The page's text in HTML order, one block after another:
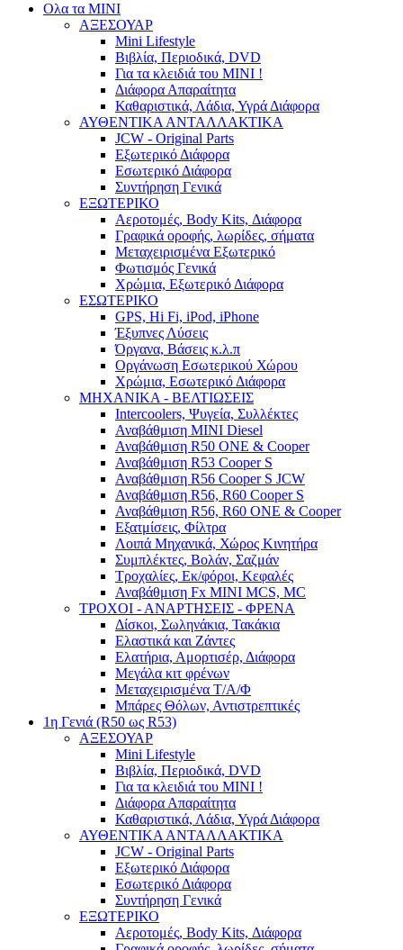
Ολα τα ΜΙΝΙ
ΑΞΕΣΟΥΑΡ
Mini Lifestyle
Βιβλία, Περιοδικά, DVD
Για τα κλειδιά του MINI !
Διάφορα Απαραίτητα
Καθαριστικά, Λάδια, Υγρά Διάφορα
ΑΥΘΕΝΤΙΚΑ ΑΝΤΑΛΛΑΚΤΙΚΑ
JCW - Original Parts
Εξωτερικό Διάφορα
Εσωτερικό Διάφορα
Συντήρηση Γενικά
ΕΞΩΤΕΡΙΚΟ
Αεροτομές, Body Kits, Διάφορα
Γραφικά οροφής, λωρίδες, σήματα
Μεταχειρισμένα Εξωτερικό
Φωτισμός Γενικά
Χρώμια, Εξωτερικό Διάφορα
ΕΣΩΤΕΡΙΚΟ
GPS, Hi Fi, iPod, iPhone
Έξυπνες Λύσεις
Όργανα, Βάσεις κ.λ.π
Οργάνωση Εσωτερικού Χώρου
Χρώμια, Εσωτερικό Διάφορα
ΜΗΧΑΝΙΚΑ - ΒΕΛΤΙΩΣΕΙΣ
Intercoolers, Ψυγεία, Συλλέκτες
Αναβάθμιση MINI Diesel
Αναβάθμιση R50 ONE & Cooper
Αναβάθμιση R53 Cooper S
Αναβάθμιση R56 Cooper S JCW
Αναβάθμιση R56, R60 Cooper S
Αναβάθμιση R56, R60 ONE & Cooper
Εξατμίσεις, Φίλτρα
Λοιπά Μηχανικά, Χώρος Κινητήρα
Συμπλέκτες, Βολάν, Σαζμάν
Τροχαλίες, Εκ/φόροι, Κεφαλές
Αναβάθμιση Fx MINI MCS, MC
ΤΡΟΧΟΙ - ΑΝΑΡΤΗΣΕΙΣ - ΦΡΕΝΑ
Δίσκοι, Σωληνάκια, Τακάκια
Ελαστικά και Ζάντες
Ελατήρια, Αμορτισέρ, Διάφορα
Μεγάλα κιτ φρένων
Μεταχειρισμένα Τ/Α/Φ
Μπάρες Θόλων, Αντιστρεπτικές
1η Γενιά (R50 ως R53)
ΑΞΕΣΟΥΑΡ
Mini Lifestyle
Βιβλία, Περιοδικά, DVD
Για τα κλειδιά του MINI !
Διάφορα Απαραίτητα
Καθαριστικά, Λάδια, Υγρά Διάφορα
ΑΥΘΕΝΤΙΚΑ ΑΝΤΑΛΛΑΚΤΙΚΑ
JCW - Original Parts
Εξωτερικό Διάφορα
Εσωτερικό Διάφορα
Συντήρηση Γενικά
ΕΞΩΤΕΡΙΚΟ
Αεροτομές, Body Kits, Διάφορα